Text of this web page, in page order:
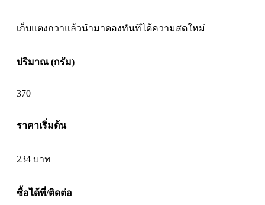
เก็บแตงกวาแล้วนำมาดองทันทีได้ความสดใหม่
ปริมาณ (กรัม)
370
ราคาเริ่มต้น
234 บาท
ซื้อได้ที่/ติดต่อ